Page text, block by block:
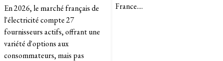
En 2026, le marché français de
l'électricité compte 27
fournisseurs actifs, offrant une
variété d'options aux
consommateurs, mais pas
France....